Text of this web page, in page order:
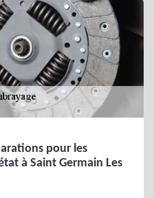
pour les
à Saint Germain Les